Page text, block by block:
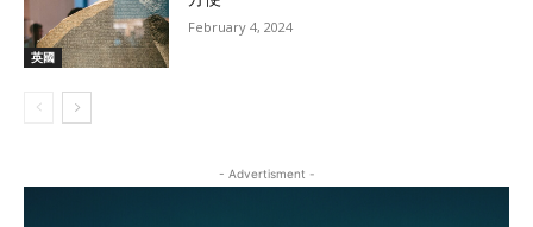
英國
February 4, 2024
- Advertisment -